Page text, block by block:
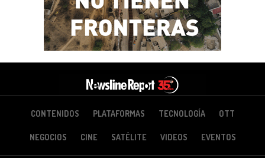
CONTENIDOS PLATAFORMAS TECNOLOGÍA OTT
NEGOCIOS CINE SATÉLITE VIDEOS EVENTOS